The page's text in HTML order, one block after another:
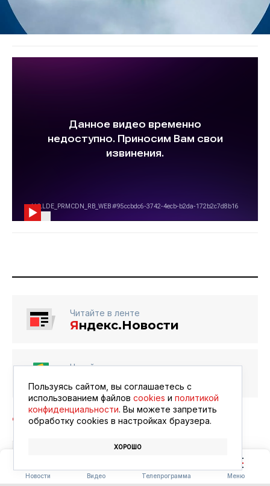
Новости Видео Телепрограмма Меню
Читайте в ленте
Яндекс.Новости
Читайте в ленте
Google Новости
Пользуясь сайтом, вы соглашаетесь с
использованием файлов cookies и политикой
конфиденциальности. Вы можете запретить
обработку сookies в настройках браузера.
ХОРОШО